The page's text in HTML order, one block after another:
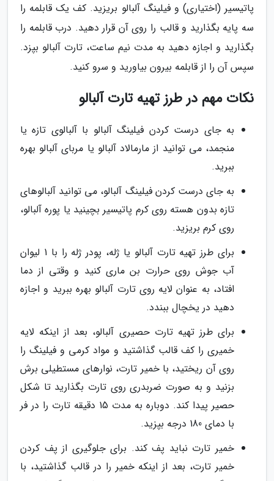
پاتیسیر (اختیاری) و فیلینگ آلبالو بریزید. کف یک قابلمه را
سه پایه بگذارید و قالب را روی آن قرار دهید. درب قابلمه را
بگذارید و اجازه دهید به مدت نیم ساعت، تارت آلبالو بپزد.
سپس آن را از قابلمه بیرون بیاورید و سرو کنید.
نکات مهم در طرز تهیه تارت آلبالو
به جای درست کردن فیلینگ آلبالو با آلبالوی تازه یا
منجمد، می توانید از مارمالاد آلبالو یا مربای آلبالو بهره
ببرید.
به جای درست کردن فیلینگ آلبالو، می توانید آلبالوهای
تازه بدون هسته روی کرم پاتیسیر بچینید یا پوره آلبالو،
روی کرم بریزید.
برای طرز تهیه تارت آلبالو یا ژله، پودر ژله را با 1 لیوان
آب جوش روی حرارت بن ماری کنید و وقتی از دما
افتاد، به عنوان لایه روی تارت آلبالو بهره ببرید و اجازه
دهید در یخچال ببندد.
برای طرز تهیه تارت حصیری آلبالو، بعد از اینکه لایه
خمیری را کف قالب گذاشتید و مواد کرمی و فیلینگ را
روی آن ریختید، با خمیر تارت، نوارهای مستطیلی برش
بزنید و به صورت ضربدری روی تارت بگذارید تا شکل
حصیر پیدا کند. دوباره به مدت 15 دقیقه تارت را در فر
با دمای 180 درجه بپزید.
خمیر تارت نباید پف کند. برای جلوگیری از پف کردن
خمیر تارت، بعد از اینکه خمیر را در قالب گذاشتید، با